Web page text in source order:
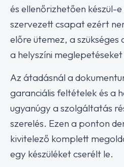
és ellenőrizhetően készül-
szervezett csapat ezért
előre ütemez, a
a helyszíni meglepetéseket
Az átadásnál a
garanciális feltételek és a
ugyanúgy a szolgáltatás
szerelés. Ezen a ponton
kivitelező komplett
egy készüléket cserélt le.